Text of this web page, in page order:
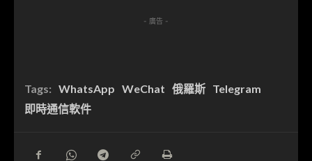
- 廣告 -
Tags: WhatsApp WeChat 俄羅斯 Telegram
即時通信軟件